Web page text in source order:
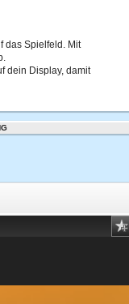
das Spielfeld. Mit
dein Display, damit